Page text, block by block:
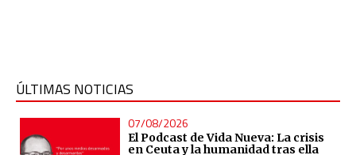
ÚLTIMAS NOTICIAS
07/08/2026
El Podcast de Vida Nueva: La crisis
en Ceuta y la humanidad tras ella